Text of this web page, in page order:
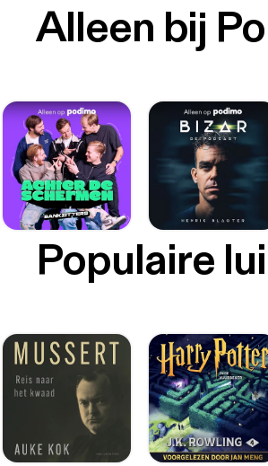
Alleen bij
Populaire